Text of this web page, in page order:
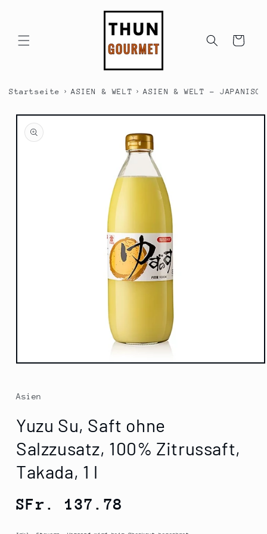
Warenkorb
Startseite › ASIEN & WELT › ASIEN & WELT -
Medien
Modal
öffnen
Asien
Yuzu Su, Saft ohne
Salzzusatz, 100% Zitrussaft,
Takada, 1 l
Normaler
SFr. 137.78